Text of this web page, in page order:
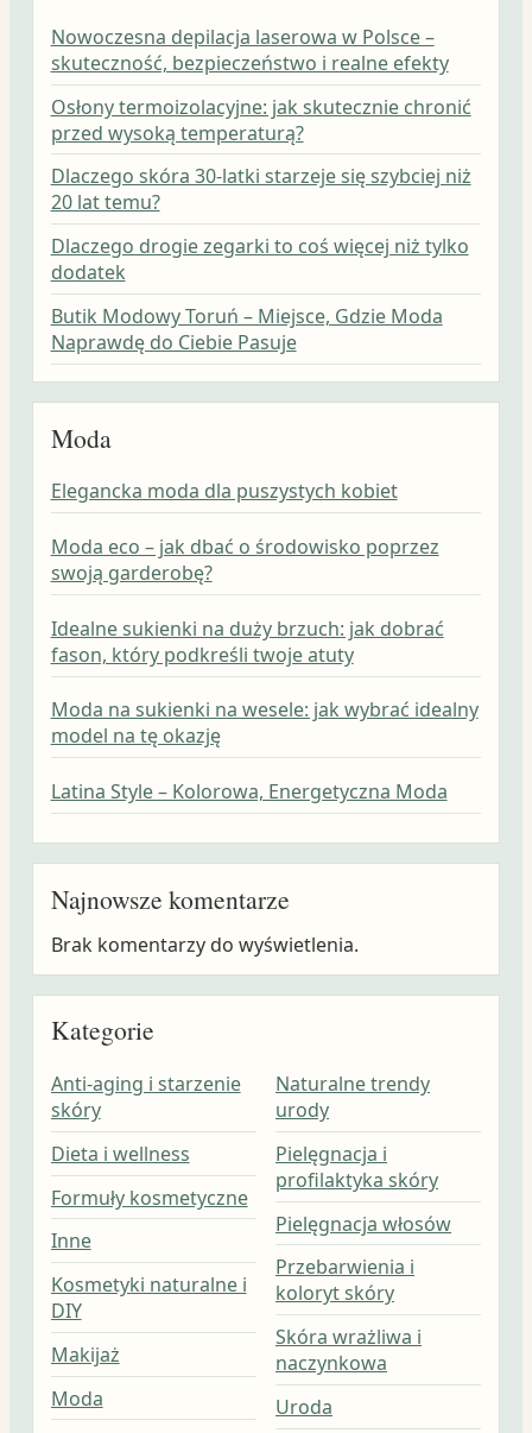
Nowoczesna depilacja laserowa w Polsce –
skuteczność, bezpieczeństwo i realne efekty
Osłony termoizolacyjne: jak skutecznie chronić
przed wysoką temperaturą?
Dlaczego skóra 30-latki starzeje się szybciej niż
20 lat temu?
Dlaczego drogie zegarki to coś więcej niż tylko
dodatek
Butik Modowy Toruń – Miejsce, Gdzie Moda
Naprawdę do Ciebie Pasuje
Moda
Elegancka moda dla puszystych kobiet
Moda eco – jak dbać o środowisko poprzez
swoją garderobę?
Idealne sukienki na duży brzuch: jak dobrać
fason, który podkreśli twoje atuty
Moda na sukienki na wesele: jak wybrać idealny
model na tę okazję
Latina Style – Kolorowa, Energetyczna Moda
Najnowsze komentarze
Brak komentarzy do wyświetlenia.
Kategorie
Anti-aging i starzenie
skóry
Dieta i wellness
Formuły kosmetyczne
Inne
Kosmetyki naturalne i
DIY
Makijaż
Moda
Naturalne trendy
urody
Pielęgnacja i
profilaktyka skóry
Pielęgnacja włosów
Przebarwienia i
koloryt skóry
Skóra wrażliwa i
naczynkowa
Uroda